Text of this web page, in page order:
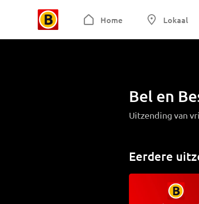
Home Lokaal
Bel en
Uitzending van
Eerdere